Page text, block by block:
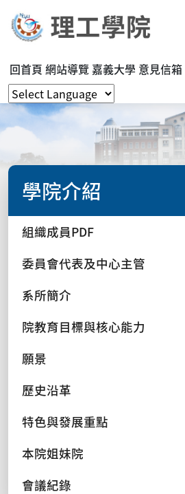
回首頁 網站導覽 嘉義大學 意見信箱
學院介紹
組織成員PDF
委員會代表及中心主管
系所簡介
院教育目標與核心能力
願景
歷史沿革
特色與發展重點
本院姐妹院
會議紀錄